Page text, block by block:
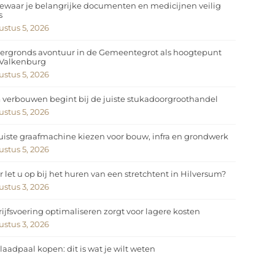
je belangrijke documenten en medicijnen veilig
5, 2026
avontuur in de Gemeentegrot als hoogtepunt
5, 2026
verbouwen begint bij de juiste stukadoorgroothandel
5, 2026
graafmachine kiezen voor bouw, infra en grondwerk
5, 2026
let u op bij het huren van een stretchtent in Hilversum?
3, 2026
optimaliseren zorgt voor lagere kosten
3, 2026
kopen: dit is wat je wilt weten